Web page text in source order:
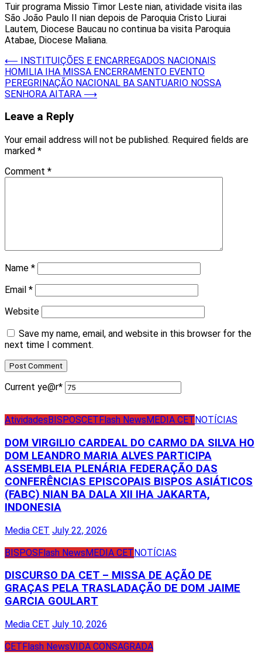
Tuir programa Missio Timor Leste nian, atividade visita ilas
São João Paulo II nian depois de Paroquia Cristo Liurai
Lautem, Diocese Baucau no continua ba visita Paroquia
Atabae, Diocese Maliana.
Post
navigation
⟵ INSTITUIÇÕES E ENCARREGADOS NACIONAIS
HOMILIA IHA MISSA ENCERRAMENTO EVENTO
PEREGRINAÇÃO NACIONAL BA SANTUARIO NOSSA
SENHORA AITARA ⟶
Leave a Reply
Your email address will not be published. Required fields are
marked *
Comment *
Name *
Email *
Website
Save my name, email, and website in this browser for the
next time I comment.
Current ye@r*
AtividadesBISPOSCETFlash NewsMEDIA CETNOTÍCIAS
DOM VIRGILIO CARDEAL DO CARMO DA SILVA HO
DOM LEANDRO MARIA ALVES PARTICIPA
ASSEMBLEIA PLENÁRIA FEDERAÇÃO DAS
CONFERÊNCIAS EPISCOPAIS BISPOS ASIÁTICOS
(FABC) NIAN BA DALA XII IHA JAKARTA,
INDONESIA
Media CET July 22, 2026
BISPOSFlash NewsMEDIA CETNOTÍCIAS
DISCURSO DA CET – MISSA DE AÇÃO DE
GRAÇAS PELA TRASLADAÇÃO DE DOM JAIME
GARCIA GOULART
Media CET July 10, 2026
CETFlash NewsVIDA CONSAGRADA